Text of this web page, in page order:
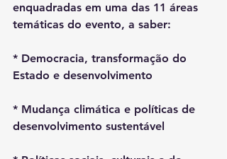
enquadradas em uma das 11 áreas
temáticas do evento, a saber:
* Democracia, transformação do
Estado e desenvolvimento
* Mudança climática e políticas de
desenvolvimento sustentável